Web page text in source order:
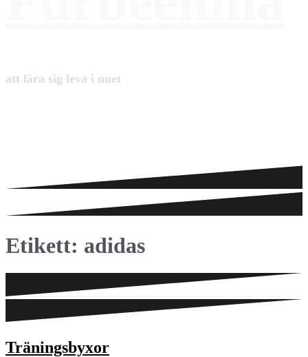
att lära sig leva i nuet
Etikett: adidas
Träningsbyxor